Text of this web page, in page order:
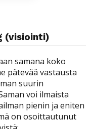
(visiointi)
samana koko
pätevää vastausta
suurin
voi ilmaista
pienin ja eniten
on osoittautunut